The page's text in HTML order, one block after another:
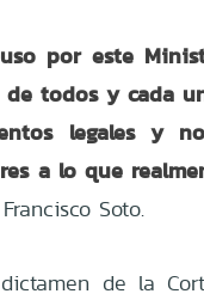
por este
de todos y cada
legales y
a lo que
Soto.
de la